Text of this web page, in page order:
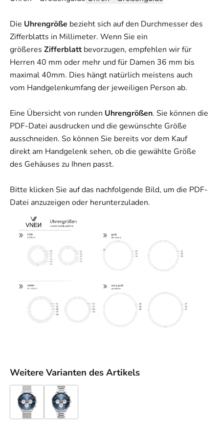
Die Uhrengröße bezieht sich auf den Durchmesser des
Zifferblatts in Millimeter. Wenn Sie ein
größeres Zifferblatt bevorzugen, empfehlen wir für
Herren 40 mm oder mehr und für Damen 36 mm bis
maximal 40mm. Dies hängt natürlich meistens auch
vom Handgelenkumfang der jeweiligen Person ab.
Eine Übersicht von runden Uhrengrößen. Sie können die
PDF-Datei ausdrucken und die gewünschte Größe
ausschneiden. So können Sie bereits vor dem Kauf
direkt am Handgelenk sehen, ob die gewählte Größe
des Gehäuses zu Ihnen passt.
Bitte klicken Sie auf das nachfolgende Bild, um die PDF-
Datei anzuzeigen oder herunterzuladen.
Weitere Varianten des Artikels